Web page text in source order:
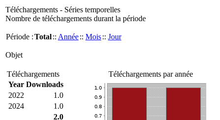
Téléchargements - Séries temporelles
Nombre de téléchargements durant la période
Période :Total:: Année:: Mois:: Jour
Objet
Téléchargements
Year Downloads
2022
1.0
2024
1.0
2.0
Téléchargements par année